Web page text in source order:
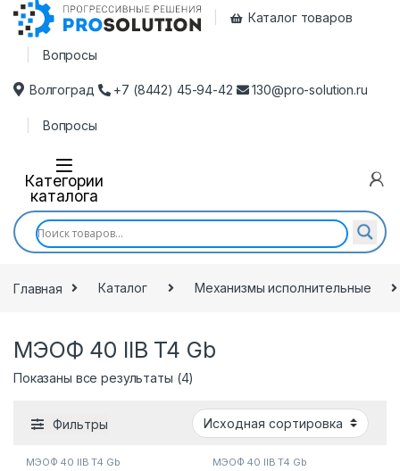
Каталог товаров
Вопросы
Волгоград +7 (8442) 45-94-42 130@pro-solution.ru
Вопросы
Категории
каталога
Главная Каталог Механизмы исполнительные
МЭОФ 40 IIB T4 Gb
Показаны все результаты (4)
Фильтры
МЭОФ 40 IIB T4 Gb МЭОФ 40 IIB T4 Gb